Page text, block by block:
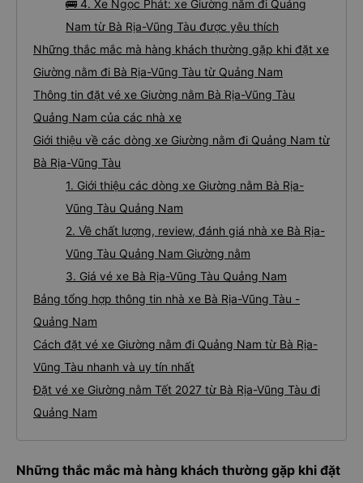
🚌 4. Xe Ngọc Phát: xe Giường nằm đi Quảng
Nam từ Bà Rịa-Vũng Tàu được yêu thích
Những thắc mắc mà hàng khách thường gặp khi đặt xe
Giường nằm đi Bà Rịa-Vũng Tàu từ Quảng Nam
Thông tin đặt vé xe Giường nằm Bà Rịa-Vũng Tàu
Quảng Nam của các nhà xe
Giới thiệu về các dòng xe Giường nằm đi Quảng Nam từ
Bà Rịa-Vũng Tàu
1. Giới thiệu các dòng xe Giường nằm Bà Rịa-
Vũng Tàu Quảng Nam
2. Về chất lượng, review, đánh giá nhà xe Bà Rịa-
Vũng Tàu Quảng Nam Giường nằm
3. Giá vé xe Bà Rịa-Vũng Tàu Quảng Nam
Bảng tổng hợp thông tin nhà xe Bà Rịa-Vũng Tàu -
Quảng Nam
Cách đặt vé xe Giường nằm đi Quảng Nam từ Bà Rịa-
Vũng Tàu nhanh và uy tín nhất
Đặt vé xe Giường nằm Tết 2027 từ Bà Rịa-Vũng Tàu đi
Quảng Nam
Những thắc mắc mà hàng khách thường gặp khi đặt